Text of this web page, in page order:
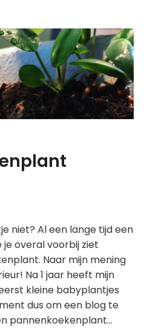
niet? Al een lange tijd een
overal voorbij ziet
Naar mijn mening
Na 1 jaar heeft mijn
kleine babyplantjes
dus om een blog te
pannenkoekenplant…